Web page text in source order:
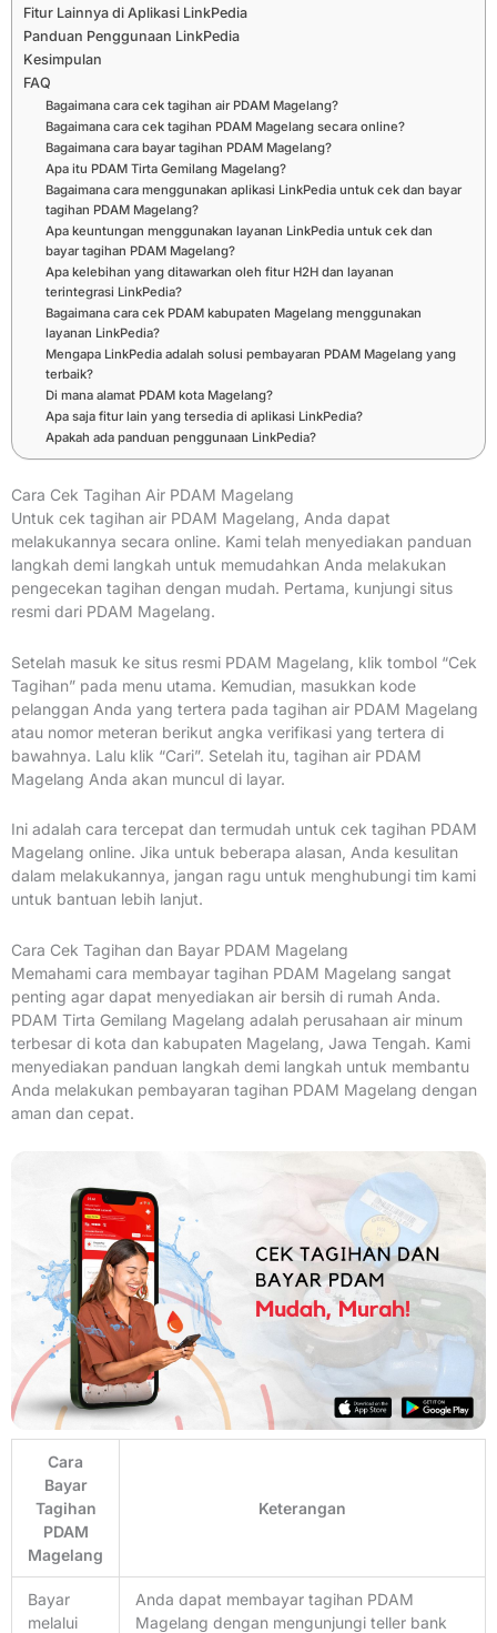
Fitur Lainnya di Aplikasi LinkPedia
Panduan Penggunaan LinkPedia
Kesimpulan
FAQ
Bagaimana cara cek tagihan air PDAM Magelang?
Bagaimana cara cek tagihan PDAM Magelang secara online?
Bagaimana cara bayar tagihan PDAM Magelang?
Apa itu PDAM Tirta Gemilang Magelang?
Bagaimana cara menggunakan aplikasi LinkPedia untuk cek dan bayar
tagihan PDAM Magelang?
Apa keuntungan menggunakan layanan LinkPedia untuk cek dan
bayar tagihan PDAM Magelang?
Apa kelebihan yang ditawarkan oleh fitur H2H dan layanan
terintegrasi LinkPedia?
Bagaimana cara cek PDAM kabupaten Magelang menggunakan
layanan LinkPedia?
Mengapa LinkPedia adalah solusi pembayaran PDAM Magelang yang
terbaik?
Di mana alamat PDAM kota Magelang?
Apa saja fitur lain yang tersedia di aplikasi LinkPedia?
Apakah ada panduan penggunaan LinkPedia?
Cara Cek Tagihan Air PDAM Magelang
Untuk cek tagihan air PDAM Magelang, Anda dapat
melakukannya secara online. Kami telah menyediakan panduan
langkah demi langkah untuk memudahkan Anda melakukan
pengecekan tagihan dengan mudah. Pertama, kunjungi situs
resmi dari PDAM Magelang.
Setelah masuk ke situs resmi PDAM Magelang, klik tombol “Cek
Tagihan” pada menu utama. Kemudian, masukkan kode
pelanggan Anda yang tertera pada tagihan air PDAM Magelang
atau nomor meteran berikut angka verifikasi yang tertera di
bawahnya. Lalu klik “Cari”. Setelah itu, tagihan air PDAM
Magelang Anda akan muncul di layar.
Ini adalah cara tercepat dan termudah untuk cek tagihan PDAM
Magelang online. Jika untuk beberapa alasan, Anda kesulitan
dalam melakukannya, jangan ragu untuk menghubungi tim kami
untuk bantuan lebih lanjut.
Cara Cek Tagihan dan Bayar PDAM Magelang
Memahami cara membayar tagihan PDAM Magelang sangat
penting agar dapat menyediakan air bersih di rumah Anda.
PDAM Tirta Gemilang Magelang adalah perusahaan air minum
terbesar di kota dan kabupaten Magelang, Jawa Tengah. Kami
menyediakan panduan langkah demi langkah untuk membantu
Anda melakukan pembayaran tagihan PDAM Magelang dengan
aman dan cepat.
Cara
Bayar
Tagihan
PDAM
Magelang
Keterangan
Bayar
melalui
Anda dapat membayar tagihan PDAM
Magelang dengan mengunjungi teller bank